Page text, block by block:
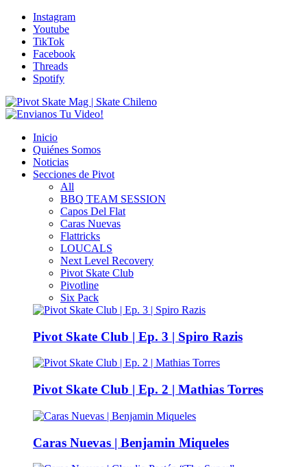
Instagram
Youtube
TikTok
Facebook
Threads
Spotify
Inicio
Quiénes Somos
Noticias
Secciones de Pivot
All
BBQ TEAM SESSION
Capos Del Flat
Caras Nuevas
Flattricks
LOUCALS
Next Level Recovery
Pivot Skate Club
Pivotline
Six Pack
Pivot Skate Club | Ep. 3 | Spiro Razis
Pivot Skate Club | Ep. 2 | Mathias Torres
Caras Nuevas | Benjamin Miqueles